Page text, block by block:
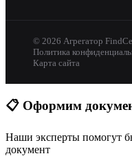
© 2026 Агрегатор
Политика
Карта сайта
📋 Оформим
Наши эксперты помогут
документ